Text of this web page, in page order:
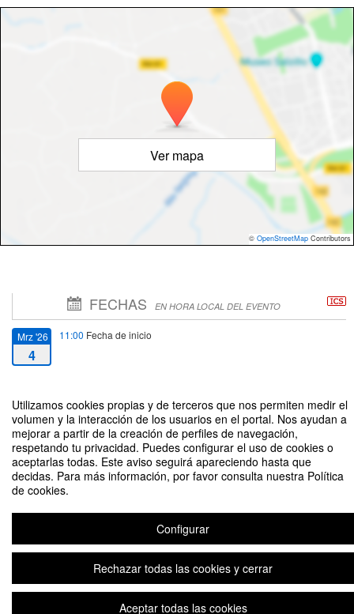
Utilizamos cookies propias y de terceros que nos permiten medir el
volumen y la interacción de los usuarios en el portal. Nos ayudan a
mejorar a partir de la creación de perfiles de navegación,
respetando tu privacidad. Puedes configurar el uso de cookies o
aceptarlas todas. Este aviso seguirá apareciendo hasta que
decidas. Para más información, por favor consulta nuestra Política
de cookies.
Configurar
Rechazar todas las cookies y cerrar
Aceptar todas las cookies
Ver mapa
© OpenStreetMap Contributors
FECHAS EN HORA LOCAL DEL EVENTO
Mrz '26
4
11:00 Fecha de inicio
4
Renewable-based VPPs under Uncertainty in Electricity Markets" de Hadi
Plataforma de organización de eventos Symposium